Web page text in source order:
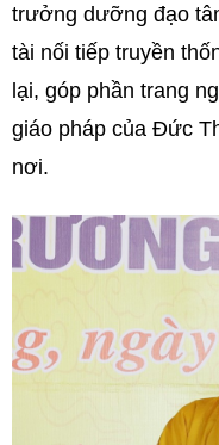
trưởng dưỡng đạo
tài nối tiếp truyền
lại, góp phần trang
giáo pháp của Đức
nơi.